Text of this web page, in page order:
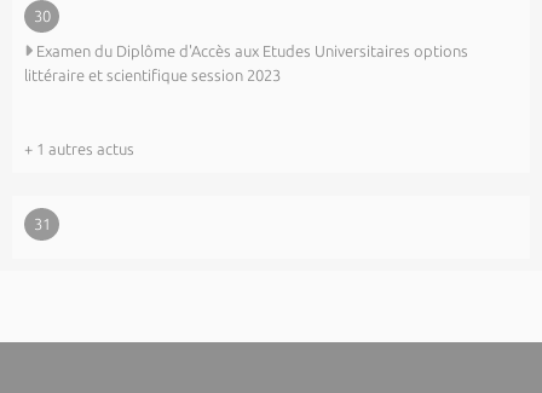
30
Examen du Diplôme d'Accès aux Etudes Universitaires options
littéraire et scientifique session 2023
+ 1 autres actus
31